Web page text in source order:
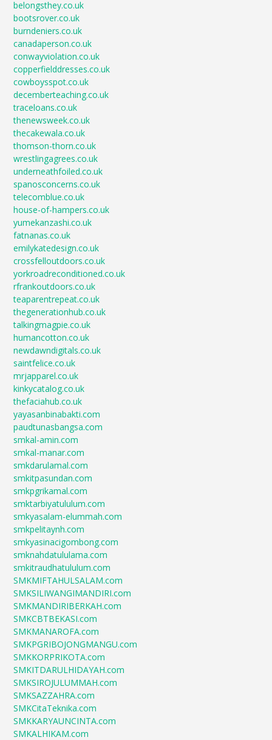
belongsthey.co.uk
bootsrover.co.uk
burndeniers.co.uk
canadaperson.co.uk
conwayviolation.co.uk
copperfielddresses.co.uk
cowboysspot.co.uk
decemberteaching.co.uk
traceloans.co.uk
thenewsweek.co.uk
thecakewala.co.uk
thomson-thorn.co.uk
wrestlingagrees.co.uk
underneathfoiled.co.uk
spanosconcerns.co.uk
telecomblue.co.uk
house-of-hampers.co.uk
yumekanzashi.co.uk
fatnanas.co.uk
emilykatedesign.co.uk
crossfelloutdoors.co.uk
yorkroadreconditioned.co.uk
rfrankoutdoors.co.uk
teaparentrepeat.co.uk
thegenerationhub.co.uk
talkingmagpie.co.uk
humancotton.co.uk
newdawndigitals.co.uk
saintfelice.co.uk
mrjapparel.co.uk
kinkycatalog.co.uk
thefaciahub.co.uk
yayasanbinabakti.com
paudtunasbangsa.com
smkal-amin.com
smkal-manar.com
smkdarulamal.com
smkitpasundan.com
smkpgrikamal.com
smktarbiyatululum.com
smkyasalam-elummah.com
smkpelitaynh.com
smkyasinacigombong.com
smknahdatululama.com
smkitraudhatululum.com
SMKMIFTAHULSALAM.com
SMKSILIWANGIMANDIRI.com
SMKMANDIRIBERKAH.com
SMKCBTBEKASI.com
SMKMANAROFA.com
SMKPGRIBOJONGMANGU.com
SMKKORPRIKOTA.com
SMKITDARULHIDAYAH.com
SMKSIROJULUMMAH.com
SMKSAZZAHRA.com
SMKCitaTeknika.com
SMKKARYAUNCINTA.com
SMKALHIKAM.com